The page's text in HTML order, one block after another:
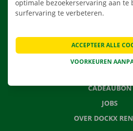
CONTACTEER
VEELGESTELDE
CADEAUBON
JOBS
OVER DOCKX
optimale bezoekerservaring aan te
surfervaring te verbeteren.
VOORKEUREN
ACCEPTEER ALLE